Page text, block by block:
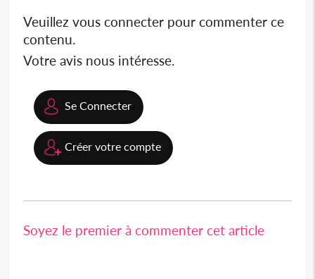
Veuillez vous connecter pour commenter ce
contenu.
Votre avis nous intéresse.
Se Connecter
Créer votre compte
Soyez le premier à commenter cet article